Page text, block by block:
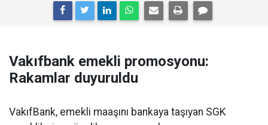
Vakıfbank emekli promosyonu:
Rakamlar duyuruldu
VakıfBank, emekli maaşını bankaya taşıyan SGK